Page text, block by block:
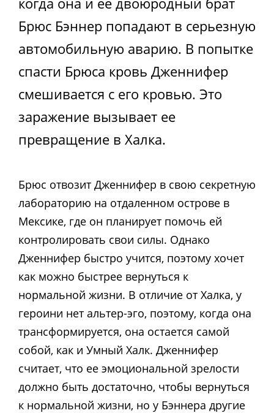
Брюс Бэннер попадают в серьезную
автомобильную аварию. В попытке
спасти Брюса кровь Дженнифер
смешивается с его кровью. Это
заражение вызывает ее
превращение в Халка.
Брюс отвозит Дженнифер в свою секретную
лабораторию на отдаленном острове в
Мексике, где он планирует помочь ей
контролировать свои силы. Однако
Дженнифер быстро учится, поэтому хочет
как можно быстрее вернуться к
нормальной жизни. В отличие от Халка, у
героини нет альтер-эго, поэтому, когда она
трансформируется, она остается самой
собой, как и Умный Халк. Дженнифер
считает, что ее эмоциональной зрелости
должно быть достаточно, чтобы вернуться
к нормальной жизни, но у Бэннера другие